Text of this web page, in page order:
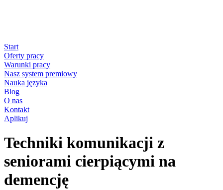
Start
Oferty pracy
Warunki pracy
Nasz system premiowy
Nauka języka
Blog
O nas
Kontakt
Aplikuj
Techniki komunikacji z
seniorami cierpiącymi na
demencję